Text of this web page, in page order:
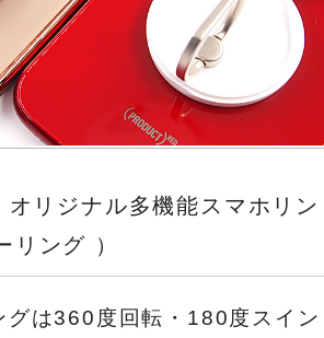
オリジナル多機能スマホリン
リング ）
グは360度回転・180度スイン